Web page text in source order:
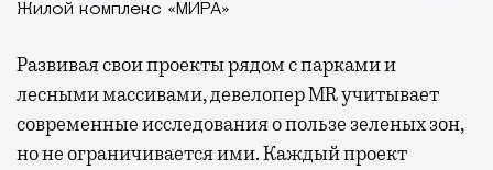
Жилой комплекс «МИРА»
Развиваясвои проекты рядом с парками и
лесными массивами, девелопер MR учитывает
современные исследования о пользе зеленых зон,
но не ограничивается ими. Каждый проект